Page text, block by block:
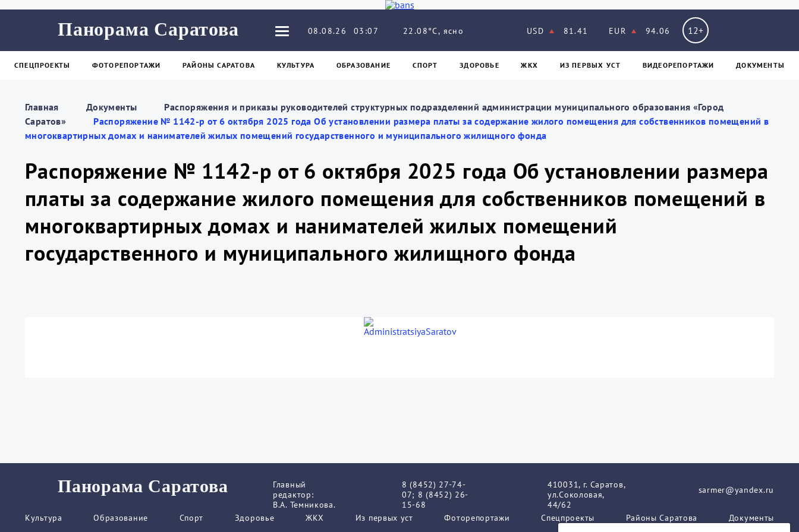
Панорама Саратова 08.08.26 03:07 22.08°C, ясно USD 81.41 EUR 94.06 12+
СПЕЦПРОЕКТЫ ФОТОРЕПОРТАЖИ РАЙОНЫ САРАТОВА КУЛЬТУРА ОБРАЗОВАНИЕ СПОРТ ЗДОРОВЬЕ ЖКХ ИЗ ПЕPВЫХ УСТ ВИДЕОРЕПОРТАЖИ ДОКУМЕНТЫ
Главная Документы
Распоряжения и приказы руководителей структурных подразделений администрации муниципального образования «Город
Саратов»
Распоряжение № 1142-р от 6 октября 2025 года Об установлении размера платы за содержание жилого помещения для собственников помещений в
многоквартирных домах и нанимателей жилых помещений государственного и муниципального жилищного фонда
Распоряжение № 1142-р от 6 октября 2025 года Об установлении размера
платы за содержание жилого помещения для собственников помещений в
многоквартирных домах и нанимателей жилых помещений
государственного и муниципального жилищного фонда
Панорама Саратова
Главный
редактор:
В.А. Темникова.
8 (8452) 27-74-
07; 8 (8452) 26-
15-68
410031, г. Саратов,
ул.Соколовая,
44/62
sarmer@yandex.ru
Культура Образование Спорт Здоровье ЖКХ Из пеpвых уст Фоторепортажи Спецпроекты Районы Саратова Документы